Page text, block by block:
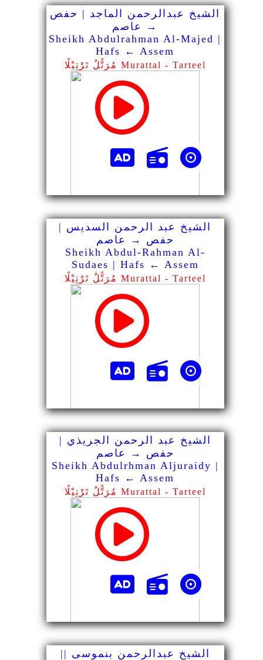
الشيخ عبدالرحمن الماجد | حفص
→ عاصم
Sheikh Abdulrahman Al-Majed |
Hafs ← Assem
مُرَتًّلٌ تَرْتِيْلًا Murattal - Tarteel
الشيخ عبد الرحمن السديس |
حفص → عاصم
Sheikh Abdul-Rahman Al-
Sudaes | Hafs ← Assem
مُرَتًّلٌ تَرْتِيْلًا Murattal - Tarteel
الشيخ عبد الرحمن الجريذي |
حفص → عاصم
Sheikh Abdulrhman Aljuraidy |
Hafs ← Assem
مُرَتًّلٌ تَرْتِيْلًا Murattal - Tarteel
الشيخ عبدالرحمن بنموسى ||